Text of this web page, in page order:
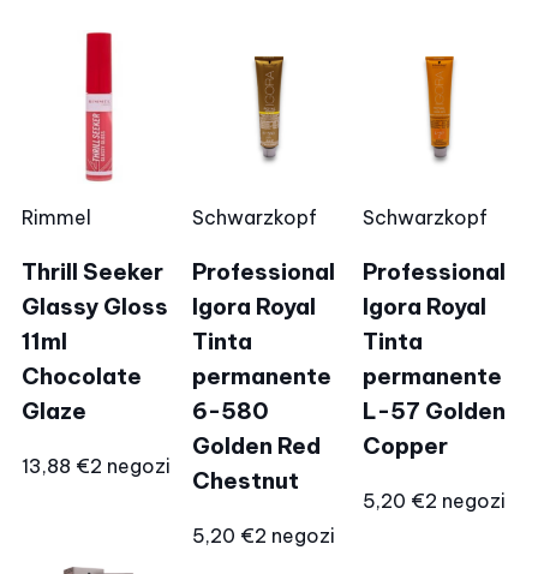
Rimmel
Thrill Seeker
Glassy Gloss
11ml
Chocolate
Glaze
13,88 €2 negozi
Schwarzkopf
Professional
Igora Royal
Tinta
permanente
6-580
Golden Red
Chestnut
5,20 €2 negozi
Schwarzkopf
Professional
Igora Royal
Tinta
permanente
L-57 Golden
Copper
5,20 €2 negozi